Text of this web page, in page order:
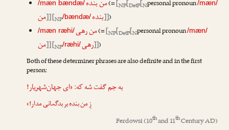
/mæn bændæ/من بنده(=[NP[DetP[Npersonal pronoun/mæn/
من]] [NP/bændæ/بنده]])
/mæn ræhi/من رهی(=[NP[DetP[Npersonal pronoun/mæn/
من]] [NP/ræhi/رهی]])
Both of these determiner phrases are also definite and in the first
person:
به جم گفت شه که: «ای جهان‌شهریار!
زِمن بندهبر بدگمانی مدار!»
Ferdowsi(10thand 11thCentury AD)